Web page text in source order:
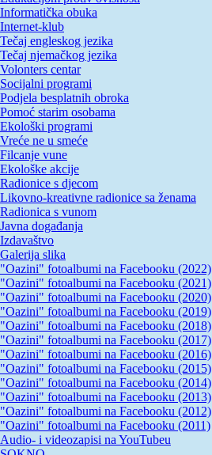
Informatička obuka
Internet-klub
Tečaj engleskog jezika
Tečaj njemačkog jezika
Volonters centar
Socijalni programi
Podjela besplatnih obroka
Pomoć starim osobama
Ekološki programi
Vreće ne u smeće
Filcanje vune
Ekološke akcije
Radionice s djecom
Likovno-kreativne radionice sa ženama
Radionica s vunom
Javna događanja
Izdavaštvo
Galerija slika
"Oazini" fotoalbumi na Facebooku (2022)
"Oazini" fotoalbumi na Facebooku (2021)
"Oazini" fotoalbumi na Facebooku (2020)
"Oazini" fotoalbumi na Facebooku (2019)
"Oazini" fotoalbumi na Facebooku (2018)
"Oazini" fotoalbumi na Facebooku (2017)
"Oazini" fotoalbumi na Facebooku (2016)
"Oazini" fotoalbumi na Facebooku (2015)
"Oazini" fotoalbumi na Facebooku (2014)
"Oazini" fotoalbumi na Facebooku (2013)
"Oazini" fotoalbumi na Facebooku (2012)
"Oazini" fotoalbumi na Facebooku (2011)
Audio- i videozapisi na YouTubeu